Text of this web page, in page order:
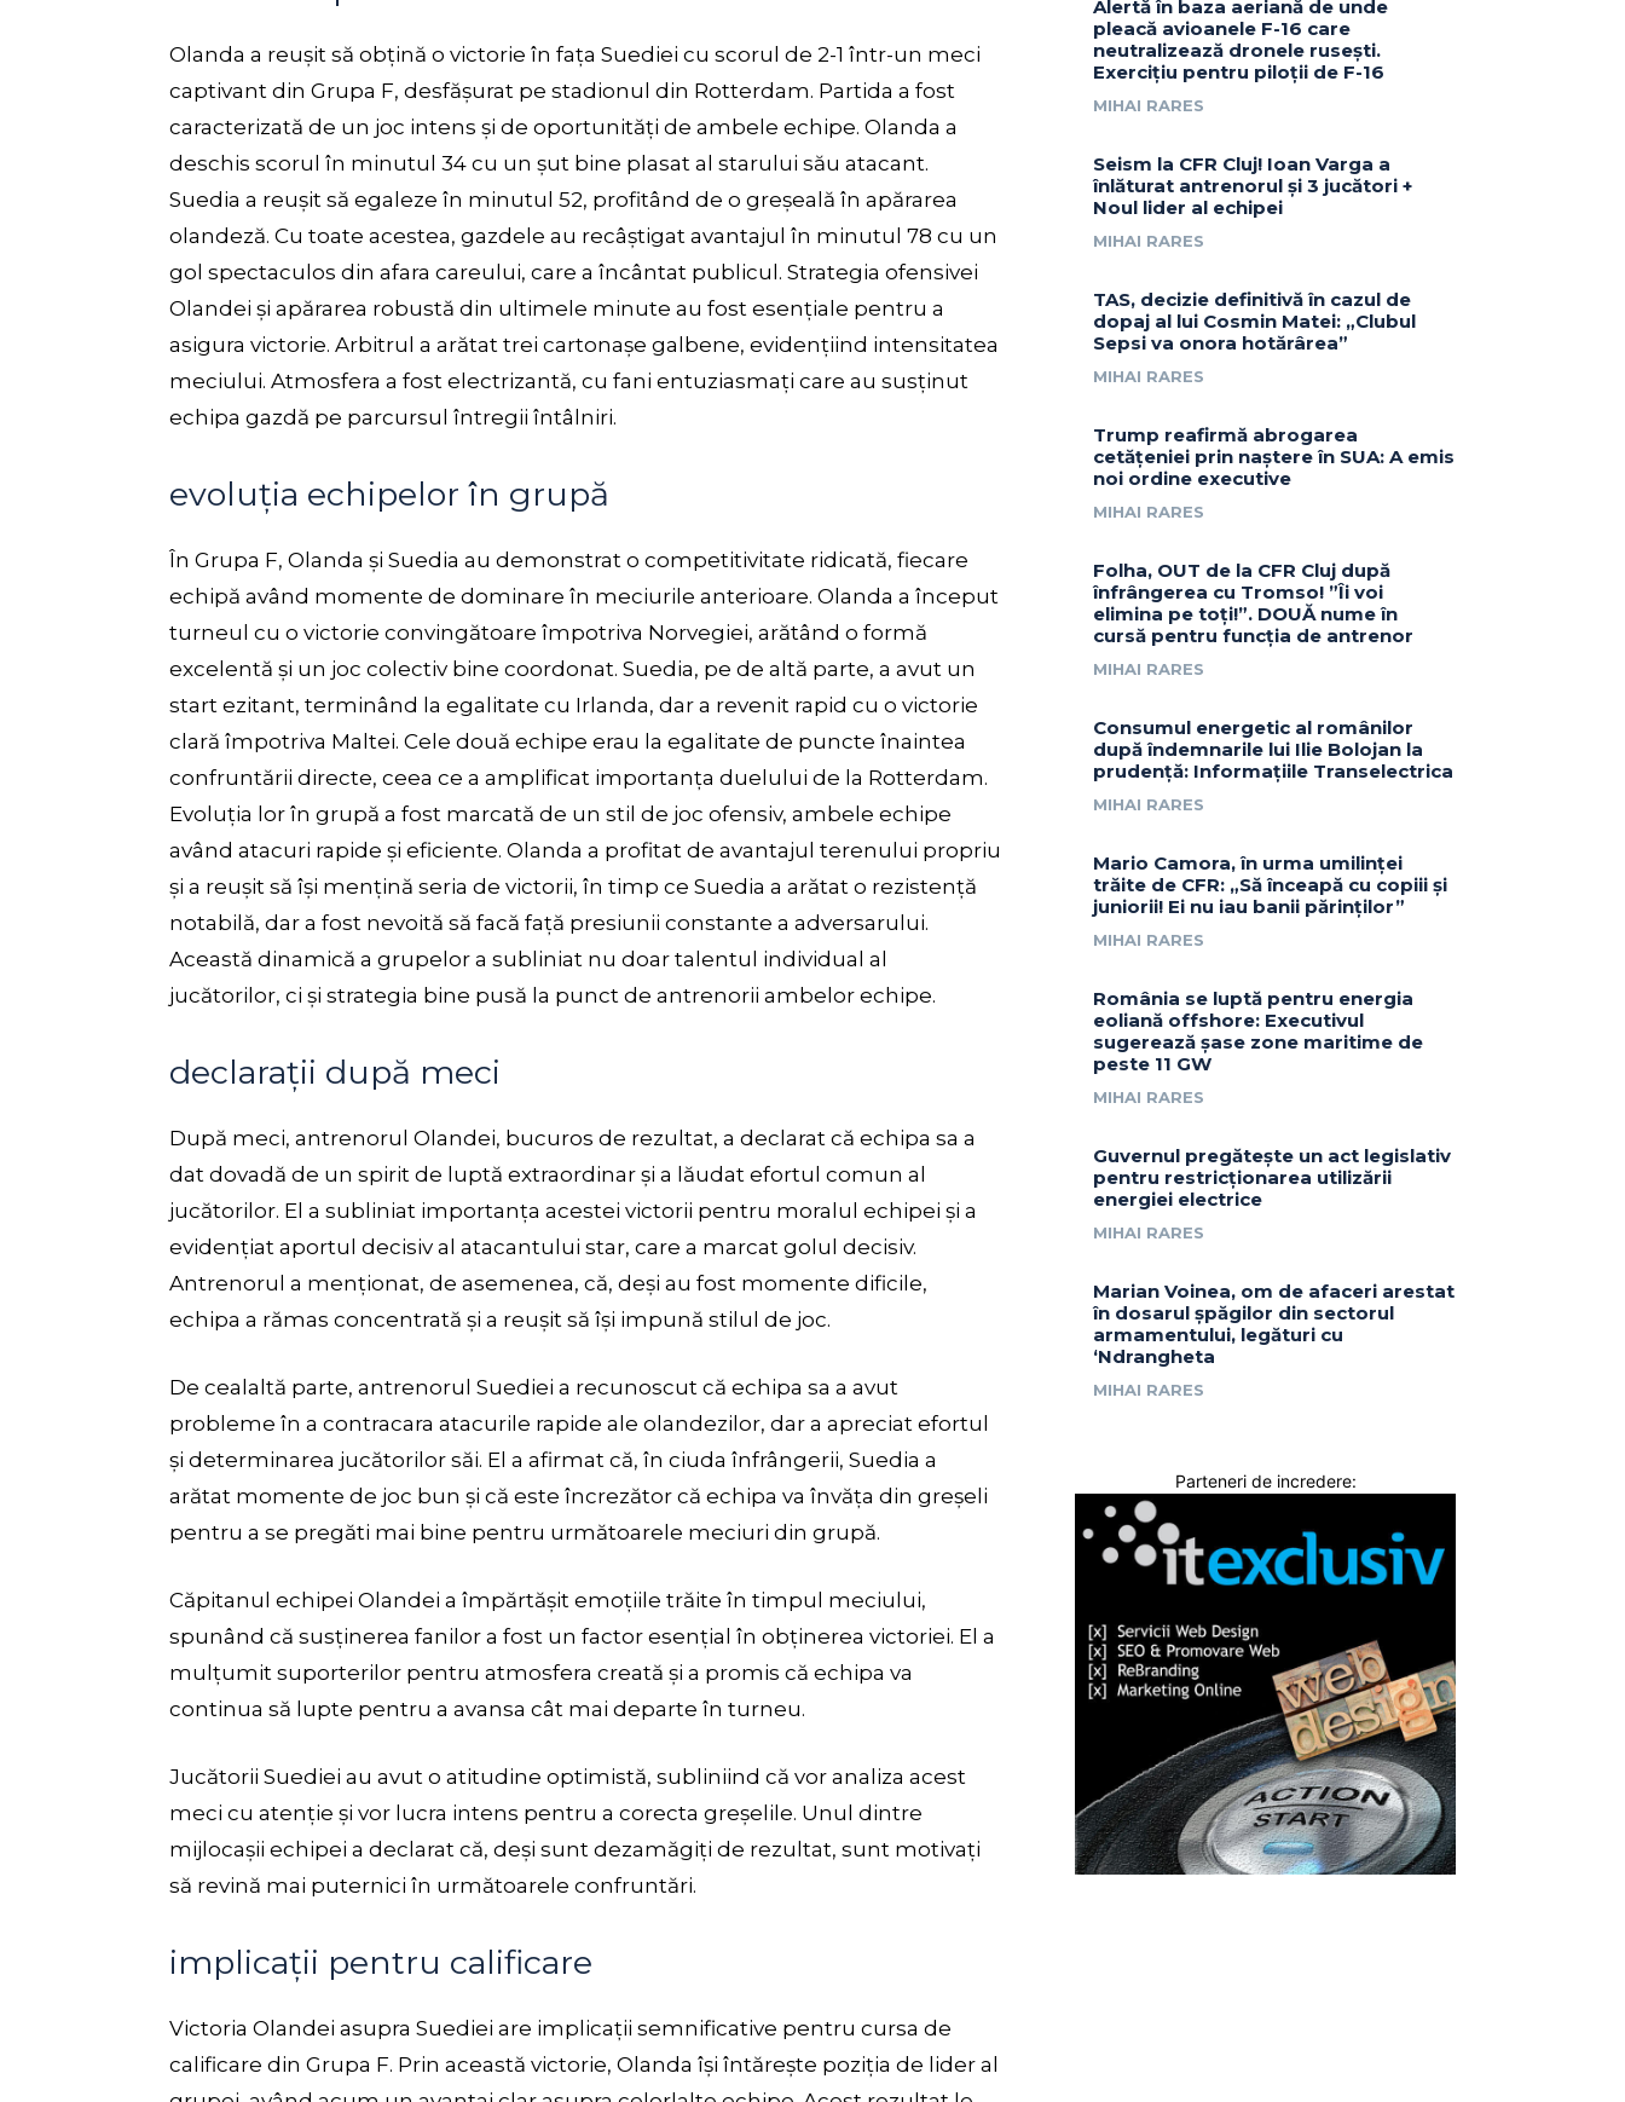
Olanda a reușit să obțină o victorie în fața Suediei cu scorul de 2-1 într-un meci
captivant din Grupa F, desfășurat pe stadionul din Rotterdam. Partida a fost
caracterizată de un joc intens și de oportunități de ambele echipe. Olanda a
deschis scorul în minutul 34 cu un șut bine plasat al starului său atacant.
Suedia a reușit să egaleze în minutul 52, profitând de o greșeală în apărarea
olandeză. Cu toate acestea, gazdele au recâștigat avantajul în minutul 78 cu un
gol spectaculos din afara careului, care a încântat publicul. Strategia ofensivei
Olandei și apărarea robustă din ultimele minute au fost esențiale pentru a
asigura victorie. Arbitrul a arătat trei cartonașe galbene, evidențiind intensitatea
meciului. Atmosfera a fost electrizantă, cu fani entuziasmați care au susținut
echipa gazdă pe parcursul întregii întâlniri.
evoluția echipelor în grupă
În Grupa F, Olanda și Suedia au demonstrat o competitivitate ridicată, fiecare
echipă având momente de dominare în meciurile anterioare. Olanda a început
turneul cu o victorie convingătoare împotriva Norvegiei, arătând o formă
excelentă și un joc colectiv bine coordonat. Suedia, pe de altă parte, a avut un
start ezitant, terminând la egalitate cu Irlanda, dar a revenit rapid cu o victorie
clară împotriva Maltei. Cele două echipe erau la egalitate de puncte înaintea
confruntării directe, ceea ce a amplificat importanța duelului de la Rotterdam.
Evoluția lor în grupă a fost marcată de un stil de joc ofensiv, ambele echipe
având atacuri rapide și eficiente. Olanda a profitat de avantajul terenului propriu
și a reușit să își mențină seria de victorii, în timp ce Suedia a arătat o rezistență
notabilă, dar a fost nevoită să facă față presiunii constante a adversarului.
Această dinamică a grupelor a subliniat nu doar talentul individual al
jucătorilor, ci și strategia bine pusă la punct de antrenorii ambelor echipe.
declarații după meci
După meci, antrenorul Olandei, bucuros de rezultat, a declarat că echipa sa a
dat dovadă de un spirit de luptă extraordinar și a lăudat efortul comun al
jucătorilor. El a subliniat importanța acestei victorii pentru moralul echipei și a
evidențiat aportul decisiv al atacantului star, care a marcat golul decisiv.
Antrenorul a menționat, de asemenea, că, deși au fost momente dificile,
echipa a rămas concentrată și a reușit să își impună stilul de joc.
De cealaltă parte, antrenorul Suediei a recunoscut că echipa sa a avut
probleme în a contracara atacurile rapide ale olandezilor, dar a apreciat efortul
și determinarea jucătorilor săi. El a afirmat că, în ciuda înfrângerii, Suedia a
arătat momente de joc bun și că este încrezător că echipa va învăța din greșeli
pentru a se pregăti mai bine pentru următoarele meciuri din grupă.
Căpitanul echipei Olandei a împărtășit emoțiile trăite în timpul meciului,
spunând că susținerea fanilor a fost un factor esențial în obținerea victoriei. El a
mulțumit suporterilor pentru atmosfera creată și a promis că echipa va
continua să lupte pentru a avansa cât mai departe în turneu.
Jucătorii Suediei au avut o atitudine optimistă, subliniind că vor analiza acest
meci cu atenție și vor lucra intens pentru a corecta greșelile. Unul dintre
mijlocașii echipei a declarat că, deși sunt dezamăgiți de rezultat, sunt motivați
să revină mai puternici în următoarele confruntări.
implicații pentru calificare
Victoria Olandei asupra Suediei are implicații semnificative pentru cursa de
calificare din Grupa F. Prin această victorie, Olanda își întărește poziția de lider al
Alertă în baza aeriană de unde
pleacă avioanele F-16 care
neutralizează dronele rusești.
Exercițiu pentru piloții de F-16
MIHAI RARES
Seism la CFR Cluj! Ioan Varga a
înlăturat antrenorul și 3 jucători +
Noul lider al echipei
MIHAI RARES
TAS, decizie definitivă în cazul de
dopaj al lui Cosmin Matei: „Clubul
Sepsi va onora hotărârea”
MIHAI RARES
Trump reafirmă abrogarea
cetățeniei prin naștere în SUA: A emis
noi ordine executive
MIHAI RARES
Folha, OUT de la CFR Cluj după
înfrângerea cu Tromso! ”Îi voi
elimina pe toți!”. DOUĂ nume în
cursă pentru funcția de antrenor
MIHAI RARES
Consumul energetic al românilor
după îndemnarile lui Ilie Bolojan la
prudență: Informațiile Transelectrica
MIHAI RARES
Mario Camora, în urma umilinței
trăite de CFR: „Să înceapă cu copiii și
juniorii! Ei nu iau banii părinților”
MIHAI RARES
România se luptă pentru energia
eoliană offshore: Executivul
sugerează șase zone maritime de
peste 11 GW
MIHAI RARES
Guvernul pregătește un act legislativ
pentru restricționarea utilizării
energiei electrice
MIHAI RARES
Marian Voinea, om de afaceri arestat
în dosarul șpăgilor din sectorul
armamentului, legături cu
‘Ndrangheta
MIHAI RARES
Parteneri de incredere: